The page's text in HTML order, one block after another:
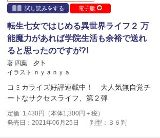
試し読みをする
電子版
転生七女ではじめる異世界ライフ２ 万
能魔力があれば学院生活も余裕で送れ
ると思ったのですが?!
著 四葉 夕卜
イラスト ｎｙａｎｙａ
コミカライズ好評連載中！ 大人気無自覚チ
ートなサクセスライフ、第２弾
定価 1,430円（本体1,300円＋税）
発売日：2021年06月25日
判型：Ｂ６判